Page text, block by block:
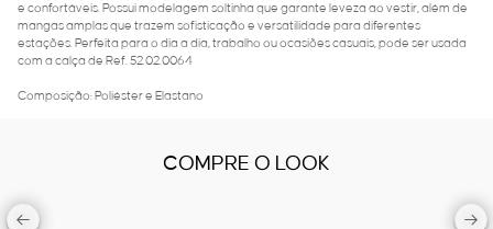
e confortáveis. Possui modelagem soltinha que garante leveza ao vestir, além de
mangas amplas que trazem sofisticação e versatilidade para diferentes
estações. Perfeita para o dia a dia, trabalho ou ocasiões casuais, pode ser usada
com a calça de Ref. 52.02.0064
Composição: Poliéster e Elastano
COMPRE O LOOK